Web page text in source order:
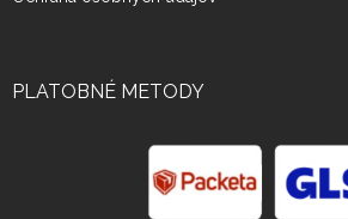
PLATOBNÉ METODY